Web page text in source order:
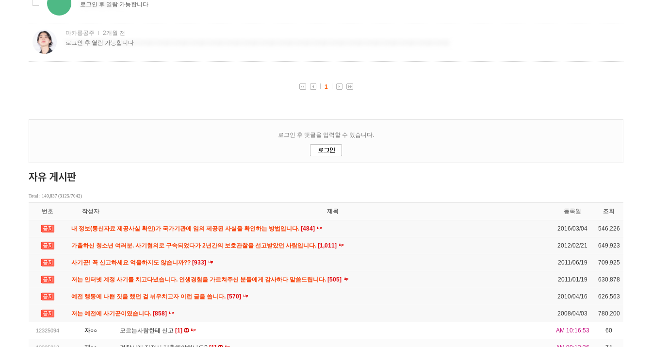
Total : 140,837 (3125/7042)
번호 작성자 제목 등록일 조회
내 정보(통신자료 제공사실 확인)가 국가기관에 임의 제공된 사실을 확인하는 방법입니다. [484] 2016/03/04 546,226
가출하신 청소년 여러분. 사기혐의로 구속되었다가 2년간의 보호관찰을 선고받았던 사람입니다. [1,011] 2012/02/21 649,923
사기꾼! 꼭 신고하세요 억울하지도 않습니까?? [933] 2011/06/19 709,925
저는 인터넷 계정 사기를 치고다녔습니다. 인생경험을 가르쳐주신 분들에게 감사하다 말씀드립니다. [505] 2011/01/19 630,878
예전 행동에 나쁜 짓을 했던 걸 뉘우치고자 이런 글을 씁니다. [570] 2010/04/16 626,563
저는 예전에 사기꾼이였습니다. [858] 2008/04/03 780,200
12325094 자○○ 모르는사람한테 신고 [1] AM 10:16:53 60